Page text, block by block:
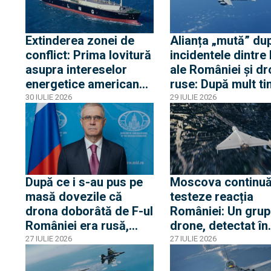
au apropiat de
frontiera Poloniei
Extinderea zonei de
conflict: Prima lovitură
asupra intereselor
energetice americane
din Egipt activează
alerta la Casa Albă
30 IULIE 2026
Alianța „mută”
incidentele dintre
ale României și
ruse: După mult
dronă RQ-4D și
avioane RC-135 și
Artemis II au
Marea Neagră
29 IULIE 2026
După ce i s-au pus pe
masă dovezile că
drona doborâtă de F-ul
României era rusă,
ambasadorul rus a
„avertizat” România de
27 IULIE 2026
Moscova
testeze reacția
României: Un
drone, detectat în
proximitatea
fluviale cu Ucraina
27 IULIE 2026